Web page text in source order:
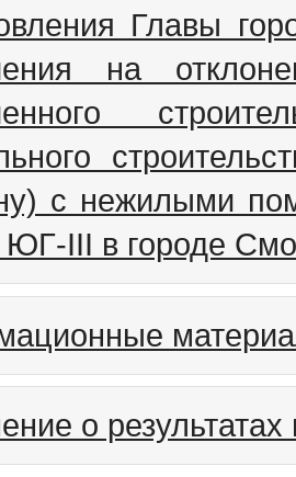
Главы
на
с нежилыми
ЮГ-III в городе
о